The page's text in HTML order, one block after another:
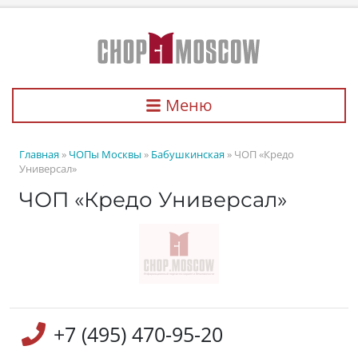
Меню
Главная » ЧОПы Москвы » Бабушкинская » ЧОП «Кредо
Универсал»
ЧОП «Кредо Универсал»
+7 (495) 470-95-20